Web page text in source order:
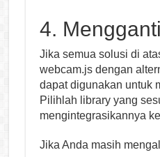
4.
Jika semua solusi di
webcam.js dengan
dapat digunakan untuk
Pilihlah library yang
mengintegrasikannya
Jika Anda masih